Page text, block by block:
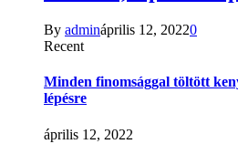
By admináprilis 12, 20220
Recent
Minden finomsággal töltött
lépésre
április 12, 2022